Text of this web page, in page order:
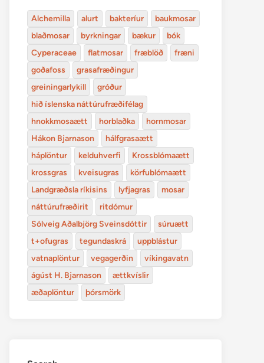
Alchemilla alurt bakteríur
baukmosar
blaðmosar
byrkningar bækur
bók
Cyperaceae
flatmosar fræblöð
fræni
goðafoss
grasafræðingur
greiningarlykill
gróður
hið íslenska náttúrufræðifélag
hnokkmosaætt
horblaðka
hornmosar
Hákon Bjarnason
hálfgrasaætt
háplöntur
kelduhverfi
Krossblómaætt
krossgras
kveisugras
körfublómaætt
Landgræðsla ríkisins
lyfjagras
mosar
náttúrufræðirit
ritdómur
Sólveig Aðalbjörg Sveinsdóttir
súruætt
t+ofugras
tegundaskrá
uppblástur
vatnaplöntur
vegagerðin
víkingavatn
ágúst H. Bjarnason
ættkvíslir
æðaplöntur
þórsmörk